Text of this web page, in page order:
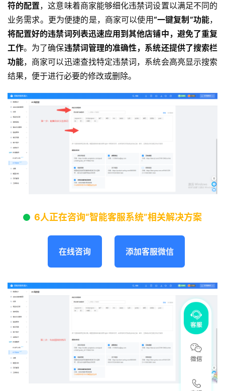
符的配置，这意味着商家能够细化违禁词设置以满足不同的
业务需求。更为便捷的是，商家可以使用“一键复制”功能，
将配置好的违禁词列表迅速应用到其他店铺中，避免了重复
工作。为了确保违禁词管理的准确性，系统还提供了搜索栏
功能，商家可以迅速查找特定违禁词，系统会高亮显示搜索
结果，便于进行必要的修改或删除。
6人正在咨询“智能客服系统”相关解决方案
在线咨询 添加客服微信